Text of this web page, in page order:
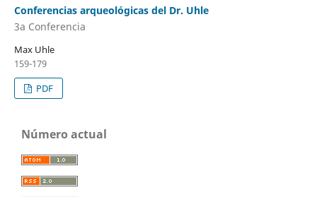
Conferencias arqueológicas del Dr. Uhle
3a Conferencia
Max Uhle
159-179
PDF
Número actual